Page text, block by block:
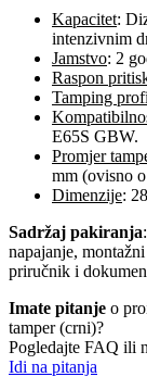
Kapacitet:
intenzivnim
Jamstvo: 2
Raspon
Tamping
E65S GBW.
Promjer
mm (ovisno
Dimenzije:
Sadržaj pakiranja
napajanje,
priručnik i
Imate pitanje o
tamper (crni)?
Pogledajte FAQ ili
Idi na pitanja